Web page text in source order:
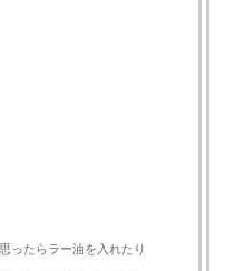
ったらラー油を入れたり